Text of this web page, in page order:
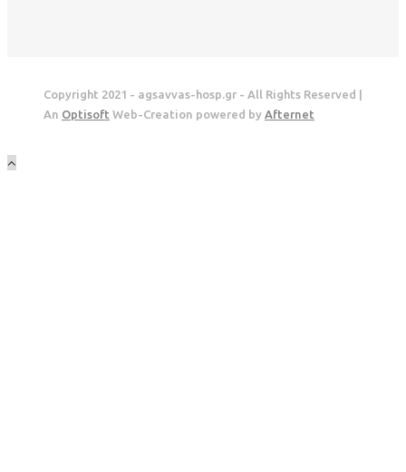
Copyright 2021 - agsavvas-hosp.gr - All Rights Reserved |
An Optisoft Web-Creation powered by Afternet